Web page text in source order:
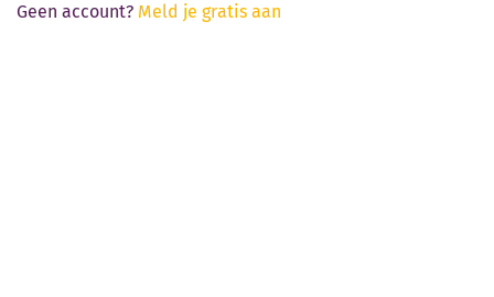
Geen account? Meld je gratis aan